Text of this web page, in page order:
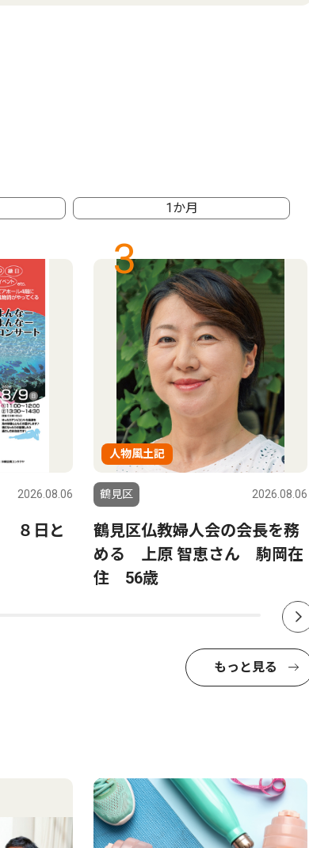
1か月
2026.08.06
８日と
3
人物風土記
鶴見区 2026.08.06
鶴見区仏教婦人会の会長を務
める 上原 智恵さん 駒岡在
住 56歳
もっと見る